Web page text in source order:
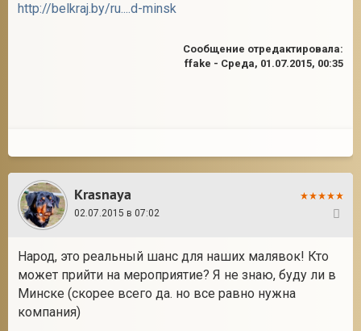
http://belkraj.by/ru....d-minsk
Сообщение отредактировала:
ffake - Среда, 01.07.2015, 00:35
Krasnaya
02.07.2015 в 07:02
Народ, это реальный шанс для наших малявок! Кто
может прийти на мероприятие? Я не знаю, буду ли в
Минске (скорее всего да. но все равно нужна
компания)